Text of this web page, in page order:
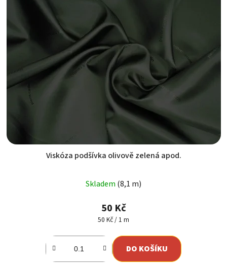
Viskóza podšívka olivově zelená apod.
hodnocení
produktu
je
z
5
Skladem (8,1 m)
50 Kč
Měrná
50 Kč / 1 m
DO KOŠÍKU